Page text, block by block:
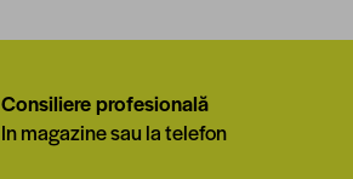
Consiliere profesională
In magazine sau la telefon